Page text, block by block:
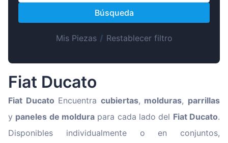
Magyar
Lietuvių
Hrvatski
Slovenčina
Búsqueda
Mis Piezas/ Restablecer filtro
Fiat Ducato
Fiat Ducato Encuentra cubiertas, molduras, parrillas
y paneles de moldura para cada lado del Fiat Ducato.
Disponibles individualmente o en conjuntos,